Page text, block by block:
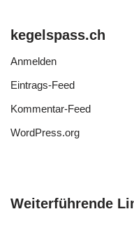
kegelspass.ch
Anmelden
Eintrags-Feed
Kommentar-Feed
WordPress.org
Weiterführende